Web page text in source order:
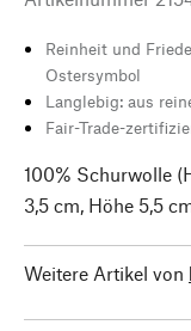
Reinheit und
Ostersymbol
Langlebig: aus
Fair-Trade-
100% Schurwolle
3,5 cm, Höhe 5,5
Weitere Artikel von